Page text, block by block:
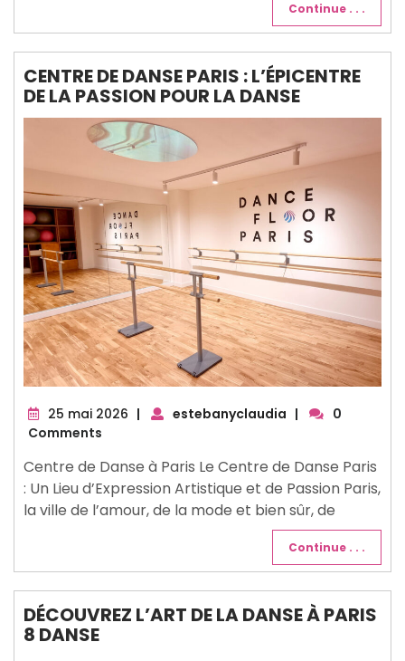
Continue . . .
CENTRE DE DANSE PARIS : L’ÉPICENTRE
DE LA PASSION POUR LA DANSE
25 mai 2026 25
| estebanyclaudia |
0
Comments
Centre de Danse à Paris Le Centre de Danse Paris
: Un Lieu d’Expression Artistique et de Passion Paris,
la ville de l’amour, de la mode et bien sûr, de
Continue . . .
DÉCOUVREZ L’ART DE LA DANSE À PARIS
8 DANSE